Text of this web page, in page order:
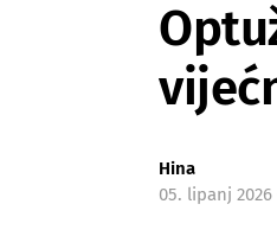
Hina
05. lipanj 2026